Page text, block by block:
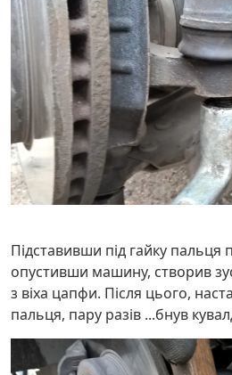
Підставивши під гайку пальця
опустивши машину, створив
з віха цапфи. Після цього,
пальця, пару разів ...бнув